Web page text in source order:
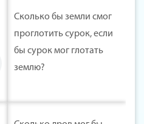
Сколько бы земли смог
проглотить сурок, если
бы сурок мог глотать
землю?